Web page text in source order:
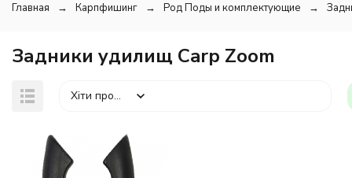
Главная Карпфишинг Род Поды и комплектующие
Задники удилищ Carp Zoom
Хіти продажів